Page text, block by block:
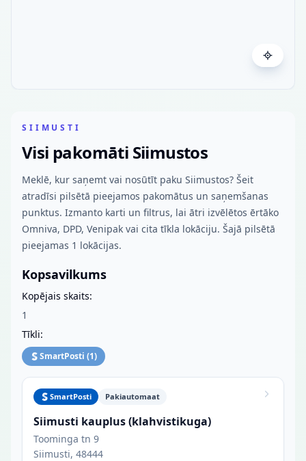
SIIMUSTI
Visi pakomāti Siimustos
Meklē, kur saņemt vai nosūtīt paku Siimustos? Šeit
atradīsi pilsētā pieejamos pakomātus un saņemšanas
punktus. Izmanto karti un filtrus, lai ātri izvēlētos ērtāko
Omniva, DPD, Venipak vai cita tīkla lokāciju. Šajā pilsētā
pieejamas 1 lokācijas.
Kopsavilkums
Kopējais skaits:
1
Tīkli:
SmartPosti (1)
SmartPosti Pakiautomaat
Siimusti kauplus (klahvistikuga)
Toominga tn 9
Siimusti, 48444